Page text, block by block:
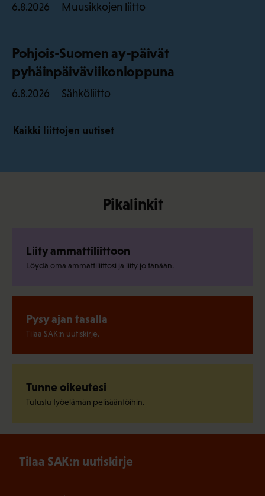
6.8.2026 Muusikkojen liitto
Pohjois-Suomen ay-päivät
pyhäinpäiväviikonloppuna
6.8.2026 Sähköliitto
Kaikki liittojen uutiset
Pikalinkit
Liity ammattiliittoon
Löydä oma ammattiliittosi ja liity jo tänään.
Pysy ajan tasalla
Tilaa SAK:n uutiskirje.
Tunne oikeutesi
Tutustu työelämän pelisääntöihin.
Tilaa SAK:n uutiskirje